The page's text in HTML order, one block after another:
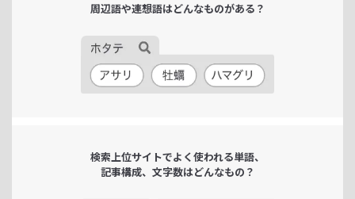
周辺語や連想語はどんなものがある？
検索上位サイトでよく使われる単語、
記事構成、文字数はどんなもの？